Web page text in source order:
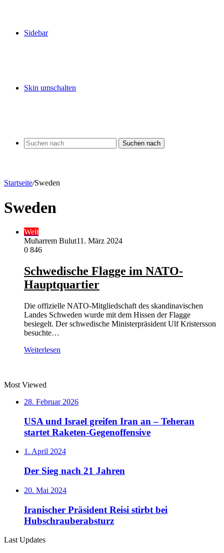
Sidebar
Skin umschalten
Suchen nach
Startseite/Sweden
Sweden
Welt
Muharrem Bulut11. März 2024
0 846
Schwedische Flagge im NATO-
Hauptquartier
Die offizielle NATO-Mitgliedschaft des skandinavischen
Landes Schweden wurde mit dem Hissen der Flagge
besiegelt. Der schwedische Ministerpräsident Ulf Kristersson
besuchte…
Weiterlesen
Most Viewed
28. Februar 2026
USA und Israel greifen Iran an – Teheran
startet Raketen-Gegenoffensive
1. April 2024
Der Sieg nach 21 Jahren
20. Mai 2024
Iranischer Präsident Reisi stirbt bei
Hubschrauberabsturz
Last Updates